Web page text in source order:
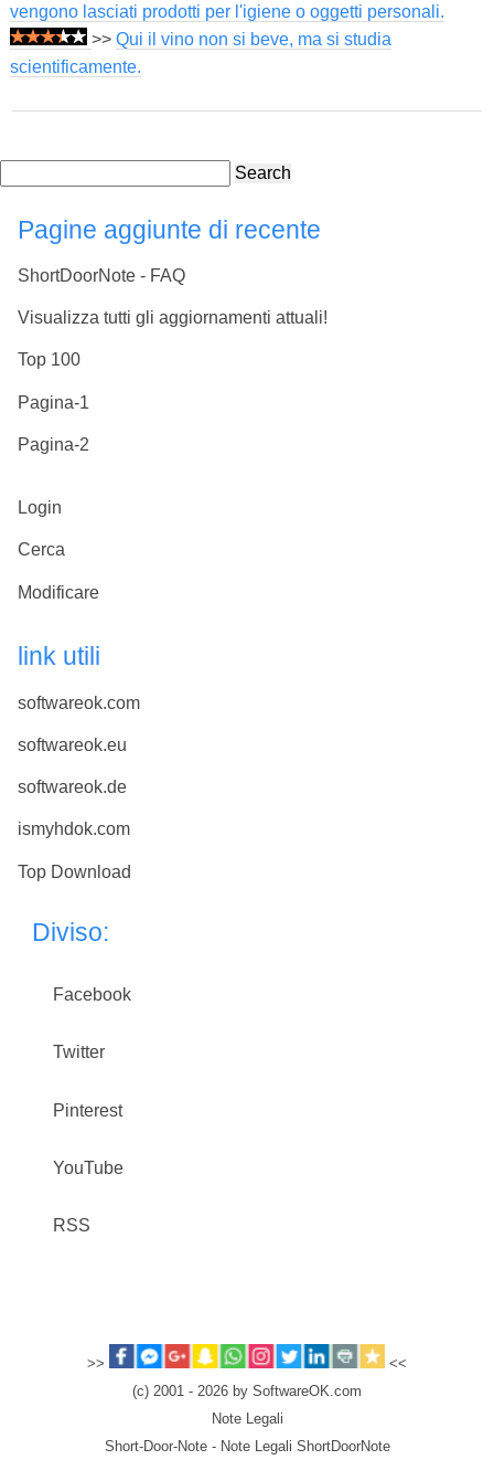
vengono lasciati prodotti per l'igiene o oggetti personali.
>> Qui il vino non si beve, ma si studia
scientificamente.
Search
Pagine aggiunte di recente
ShortDoorNote - FAQ
Visualizza tutti gli aggiornamenti attuali!
Top 100
Pagina-1
Pagina-2
Login
Cerca
Modificare
link utili
softwareok.com
softwareok.eu
softwareok.de
ismyhdok.com
Top Download
Diviso:
Facebook
Twitter
Pinterest
YouTube
RSS
>>
<<
(c) 2001 - 2026 by SoftwareOK.com
Note Legali
Short-Door-Note - Note Legali ShortDoorNote